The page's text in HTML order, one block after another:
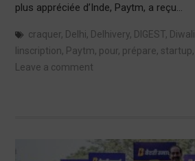
plus appréciée d’Inde, Paytm, a reçu…
craquer, Delhi, Delhivery, DIGEST, Diwali
linscription, Paytm, pour, prépare, startup,
Leave a comment